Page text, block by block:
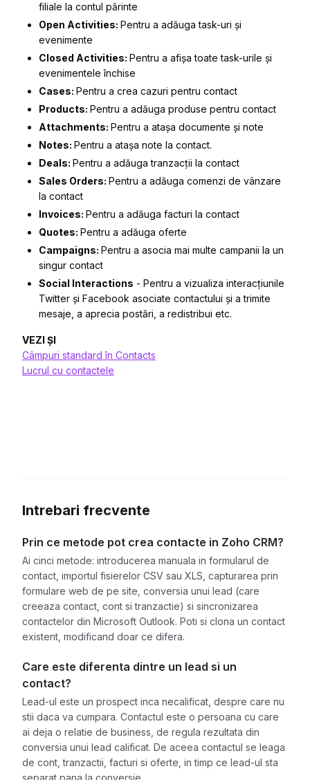
filiale la contul părinte
Open Activities: Pentru a adăuga task-uri și
evenimente
Closed Activities: Pentru a afișa toate task-urile și
evenimentele închise
Cases: Pentru a crea cazuri pentru contact
Products: Pentru a adăuga produse pentru contact
Attachments: Pentru a atașa documente și note
Notes: Pentru a atașa note la contact.
Deals: Pentru a adăuga tranzacții la contact
Sales Orders: Pentru a adăuga comenzi de vânzare
la contact
Invoices: Pentru a adăuga facturi la contact
Quotes: Pentru a adăuga oferte
Campaigns: Pentru a asocia mai multe campanii la un
singur contact
Social Interactions - Pentru a vizualiza interacțiunile
Twitter și Facebook asociate contactului și a trimite
mesaje, a aprecia postări, a redistribui etc.
VEZI ȘI
Câmpuri standard în Contacts
Lucrul cu contactele
Intrebari frecvente
Prin ce metode pot crea contacte in Zoho CRM?
Ai cinci metode: introducerea manuala in formularul de
contact, importul fisierelor CSV sau XLS, capturarea prin
formulare web de pe site, conversia unui lead (care
creeaza contact, cont si tranzactie) si sincronizarea
contactelor din Microsoft Outlook. Poti si clona un contact
existent, modificand doar ce difera.
Care este diferenta dintre un lead si un
contact?
Lead-ul este un prospect inca necalificat, despre care nu
stii daca va cumpara. Contactul este o persoana cu care
ai deja o relatie de business, de regula rezultata din
conversia unui lead calificat. De aceea contactul se leaga
de cont, tranzactii, facturi si oferte, in timp ce lead-ul sta